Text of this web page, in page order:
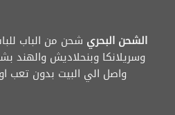
الشحن البحري شحن من الباب
وسريلانكا وبنحلاديش والهند
واصل الي البيت بدون تعب